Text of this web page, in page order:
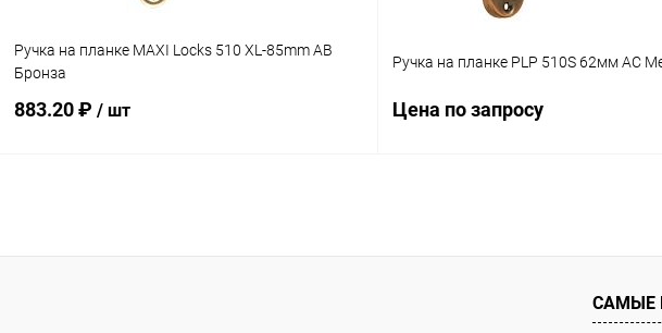
Ручка на планке MAXI Locks 510 XL-85mm AB
Бронза
883.20 ₽ / шт
Купить в 1 клик Сравнение
Ручка на планке PLP 510S 62мм AC
Цена по запросу
Купить в 1 клик
САМЫЕ